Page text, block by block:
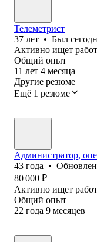
Телеметрист
37 лет • Был
Активно ищет
Общий опыт
11 лет 4 месяца
Другие резюме
Ещё 1 резюме
Администратор,
43 года •
80 000 ₽
Активно ищет
Общий опыт
22 года 9 месяцев